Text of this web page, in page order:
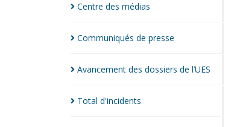
Centre des médias
Communiqués de presse
Avancement des dossiers de l’UES
Total d'incidents